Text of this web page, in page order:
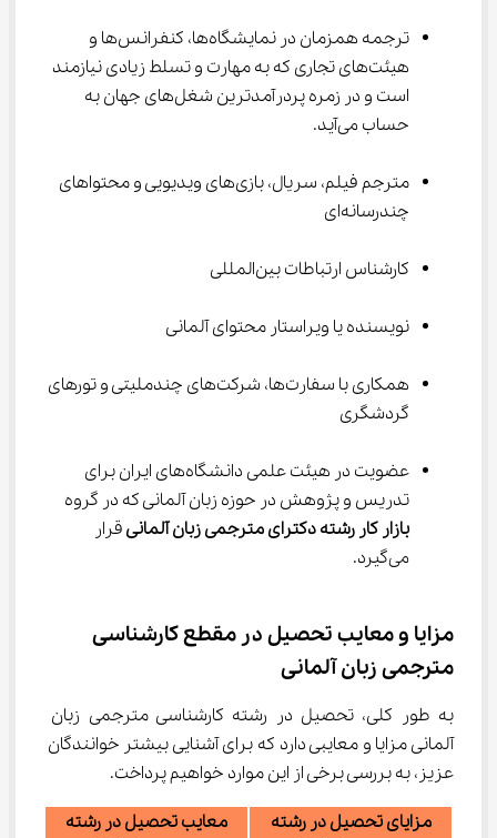
ترجمه همزمان در نمایشگاه‌ها، کنفرانس‌ها و
هیئت‌های تجاری که به مهارت و تسلط زیادی نیازمند
است و در زمره پردرآمدترین شغل‌های جهان به
حساب می‌آید.
مترجم فیلم، سریال، بازی‌های ویدیویی و محتواهای
چندرسانه‌ای
کارشناس ارتباطات بین‌المللی
نویسنده یا ویراستار محتوای آلمانی
همکاری با سفارت‌ها، شرکت‌های چندملیتی و تورهای
گردشگری
عضویت در هیئت علمی دانشگاه‌های ایران برای
تدریس و پژوهش در حوزه زبان آلمانی که در گروه
بازار کار رشته دکترای مترجمی زبان آلمانی قرار
می‌گیرد.
مزایا و معایب تحصیل در مقطع کارشناسی
مترجمی زبان آلمانی
به طور کلی، تحصیل در رشته کارشناسی مترجمی زبان
آلمانی مزایا و معایبی دارد که برای آشنایی بیشتر خوانندگان
عزیز، به بررسی برخی از این موارد خواهیم پرداخت.
مزایای تحصیل در رشته
معایب تحصیل در رشته